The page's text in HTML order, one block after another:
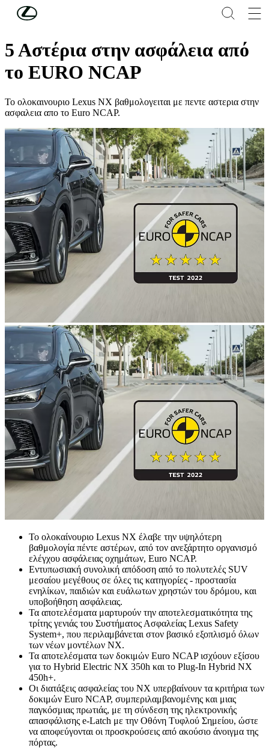
Συνέχεια στο κύριο περιεχόμενο
LEXUS SAFETY SYSTEM+
5 Αστέρια στην ασφάλεια από
το EURO NCAP
Το ολοκαινουριο Lexus NX βαθμολογειται με πεντε αστερια στην
ασφαλεια απο το Euro NCAP.
Το ολοκαίνουριο Lexus NX έλαβε την υψηλότερη
βαθμολογία πέντε αστέρων, από τον ανεξάρτητο οργανισμό
ελέγχου ασφάλειας οχημάτων, Euro NCAP.
Εντυπωσιακή συνολική απόδοση από το πολυτελές SUV
μεσαίου μεγέθους σε όλες τις κατηγορίες - προστασία
ενηλίκων, παιδιών και ευάλωτων χρηστών του δρόμου, και
υποβοήθηση ασφάλειας.
Τα αποτελέσματα μαρτυρούν την αποτελεσματικότητα της
τρίτης γενιάς του Συστήματος Ασφαλείας Lexus Safety
System+, που περιλαμβάνεται στον βασικό εξοπλισμό όλων
των νέων μοντέλων ΝΧ.
Τα αποτελέσματα των δοκιμών Euro NCAP ισχύουν εξίσου
για το Hybrid Electric NX 350h και το Plug-In Hybrid NX
450h+.
Οι διατάξεις ασφαλείας του ΝΧ υπερβαίνουν τα κριτήρια των
δοκιμών Euro NCAP, συμπεριλαμβανομένης και μιας
παγκόσμιας πρωτιάς, με τη σύνδεση της ηλεκτρονικής
απασφάλισης e-Latch με την Οθόνη Τυφλού Σημείου, ώστε
να αποφεύγονται οι προσκρούσεις από ακούσιο άνοιγμα της
πόρτας.